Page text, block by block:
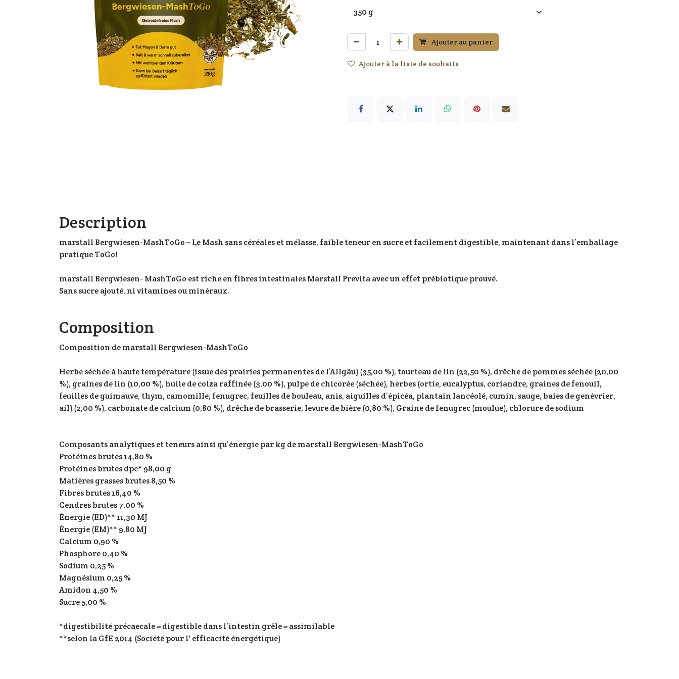
Ajouter au panier
Ajouter à la liste de souhaits
Description
marstall Bergwiesen-MashToGo – Le Mash sans céréales et mélasse, faible teneur en sucre et facilement digestible, maintenant dans l’emballage
pratique ToGo!
marstall Bergwiesen- MashToGo est riche en fibres intestinales Marstall Previta avec un effet prébiotique prouvé.
Sans sucre ajouté, ni vitamines ou minéraux.
Composition
Composition de marstall Bergwiesen-MashToGo
Herbe séchée à haute température (issue des prairies permanentes de l’Allgäu) (35,00 %), tourteau de lin (22,50 %), drêche de pommes séchée (20,00
%), graines de lin (10,00 %), huile de colza raffinée (3,00 %), pulpe de chicorée (séchée), herbes (ortie, eucalyptus, coriandre, graines de fenouil,
feuilles de guimauve, thym, camomille, fenugrec, feuilles de bouleau, anis, aiguilles d’épicéa, plantain lancéolé, cumin, sauge, baies de genévrier,
ail) (2,00 %), carbonate de calcium (0,80 %), drêche de brasserie, levure de bière (0,80 %), Graine de fenugrec (moulue), chlorure de sodium
Composants analytiques et teneurs ainsi qu’énergie par kg de marstall Bergwiesen-MashToGo
Protéines brutes 14,80 %
Protéines brutes dpc* 98,00 g
Matières grasses brutes 8,50 %
Fibres brutes 16,40 %
Cendres brutes 7,00 %
Énergie (ED)** 11,30 MJ
Énergie (EM)** 9,80 MJ
Calcium 0,90 %
Phosphore 0,40 %
Sodium 0,25 %
Magnésium 0,25 %
Amidon 4,50 %
Sucre 5,00 %
*digestibilité précaecale = digestible dans l’intestin grêle = assimilable
**selon la GfE 2014 (Société pour l' efficacité énergétique)